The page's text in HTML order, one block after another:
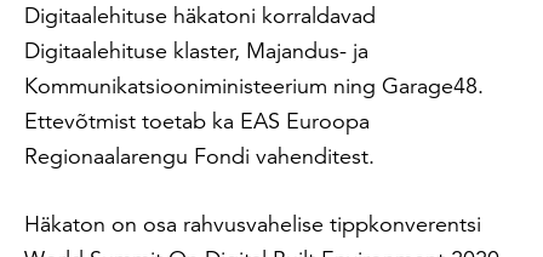
Digitaalehituse häkatoni korraldavad
Digitaalehituse klaster, Majandus- ja
Kommunikatsiooniministeerium ning Garage48.
Ettevõtmist toetab ka EAS Euroopa
Regionaalarengu Fondi vahenditest.
Häkaton on osa rahvusvahelise tippkonverentsi